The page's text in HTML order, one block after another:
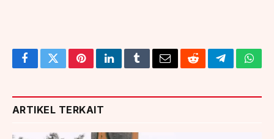
FacebookTwitterPinterestLinkedInTumblrEmailRedditTelegram
ARTIKEL TERKAIT